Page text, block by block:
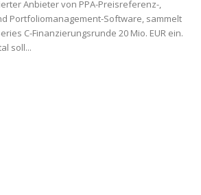
Anbieter von PPA-Preisreferenz-,
Portfoliomanagement-Software, sammelt
C-Finanzierungsrunde 20 Mio. EUR ein.
soll...